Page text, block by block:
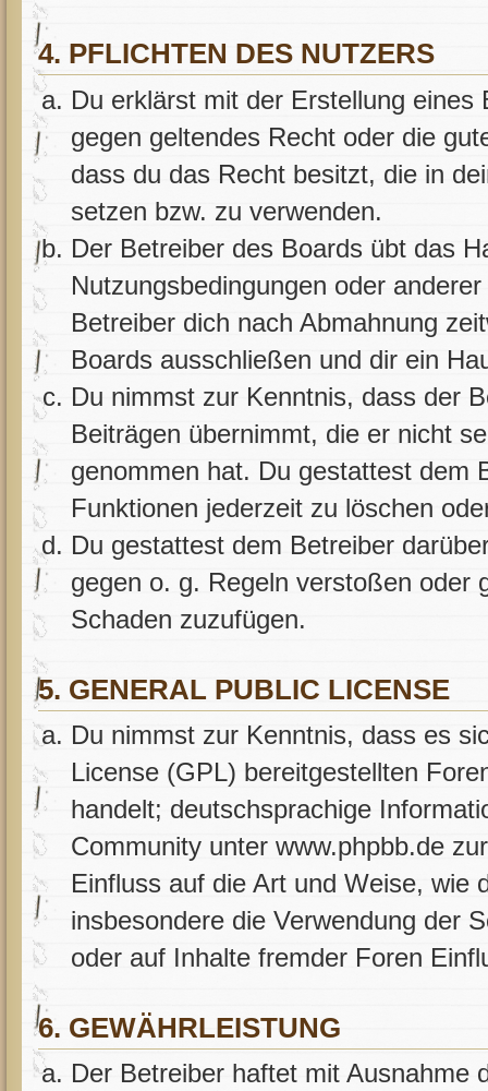
4. PFLICHTEN DES NUTZERS
Du erklärst mit der Erstellung
gegen geltendes Recht oder die
dass du das Recht besitzt, die in
setzen bzw. zu verwenden.
Der Betreiber des Boards übt das
Nutzungsbedingungen oder
Betreiber dich nach Abmahnung
Boards ausschließen und dir ein
Du nimmst zur Kenntnis, dass der
Beiträgen übernimmt, die er nicht
genommen hat. Du gestattest dem
Funktionen jederzeit zu löschen
Du gestattest dem Betreiber
gegen o. g. Regeln verstoßen oder
Schaden zuzufügen.
5. GENERAL PUBLIC LICENSE
Du nimmst zur Kenntnis, dass es
License (GPL) bereitgestellten
handelt; deutschsprachige
Community unter www.phpbb.de
Einfluss auf die Art und Weise, wie
insbesondere die Verwendung der
oder auf Inhalte fremder Foren
6. GEWÄHRLEISTUNG
Der Betreiber haftet mit Ausnahme